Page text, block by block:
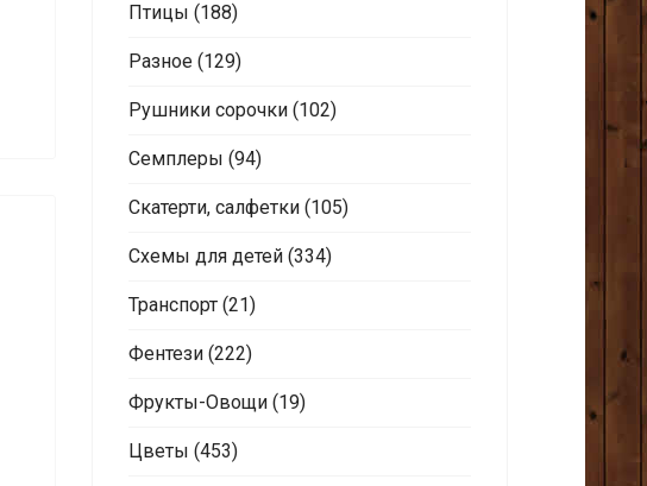
Птицы (188)
Разное (129)
Рушники сорочки (102)
Семплеры (94)
Скатерти, салфетки (105)
Схемы для детей (334)
Транспорт (21)
Фентези (222)
Фрукты-Овощи (19)
Цветы (453)